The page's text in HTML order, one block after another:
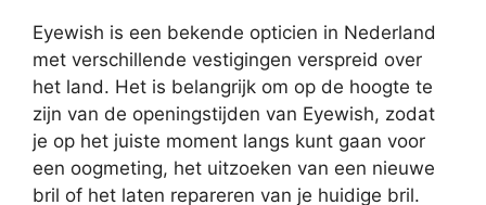
Eyewish is een bekende opticien in Nederland
met verschillende vestigingen verspreid over
het land. Het is belangrijk om op de hoogte te
zijn van de openingstijden van Eyewish, zodat
je op het juiste moment langs kunt gaan voor
een oogmeting, het uitzoeken van een nieuwe
bril of het laten repareren van je huidige bril.